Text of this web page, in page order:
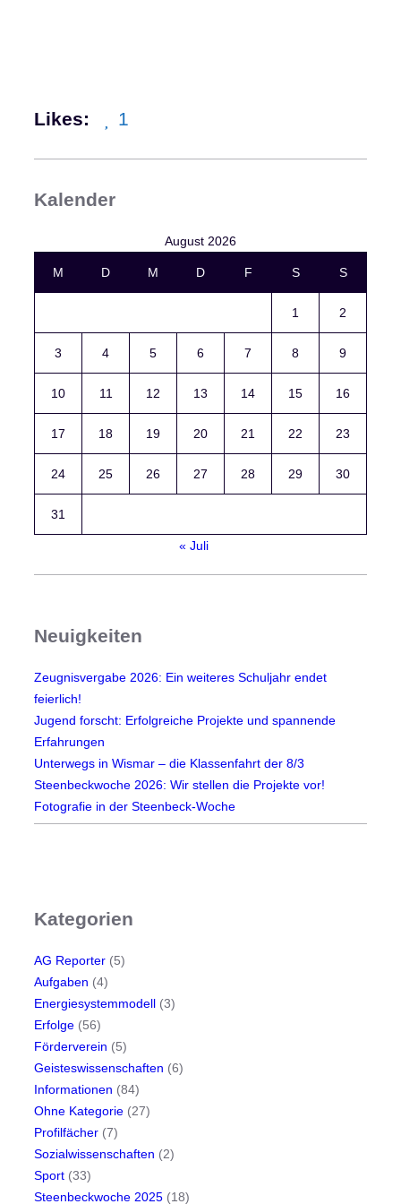
Likes: 1
Kalender
August 2026
M D M D F S S
1 2
3 4 5 6 7 8 9
10 11 12 13 14 15 16
17 18 19 20 21 22 23
24 25 26 27 28 29 30
31
« Juli
Neuigkeiten
Zeugnisvergabe 2026: Ein weiteres Schuljahr endet
feierlich!
Jugend forscht: Erfolgreiche Projekte und spannende
Erfahrungen
Unterwegs in Wismar – die Klassenfahrt der 8/3
Steenbeckwoche 2026: Wir stellen die Projekte vor!
Fotografie in der Steenbeck-Woche
Kategorien
AG Reporter (5)
Aufgaben (4)
Energiesystemmodell (3)
Erfolge (56)
Förderverein (5)
Geisteswissenschaften (6)
Informationen (84)
Ohne Kategorie (27)
Profilfächer (7)
Sozialwissenschaften (2)
Sport (33)
Steenbeckwoche 2025 (18)